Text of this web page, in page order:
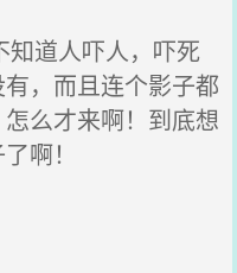
道人吓人，吓死
，而且连个影子都
么才来啊！到底想
啊！